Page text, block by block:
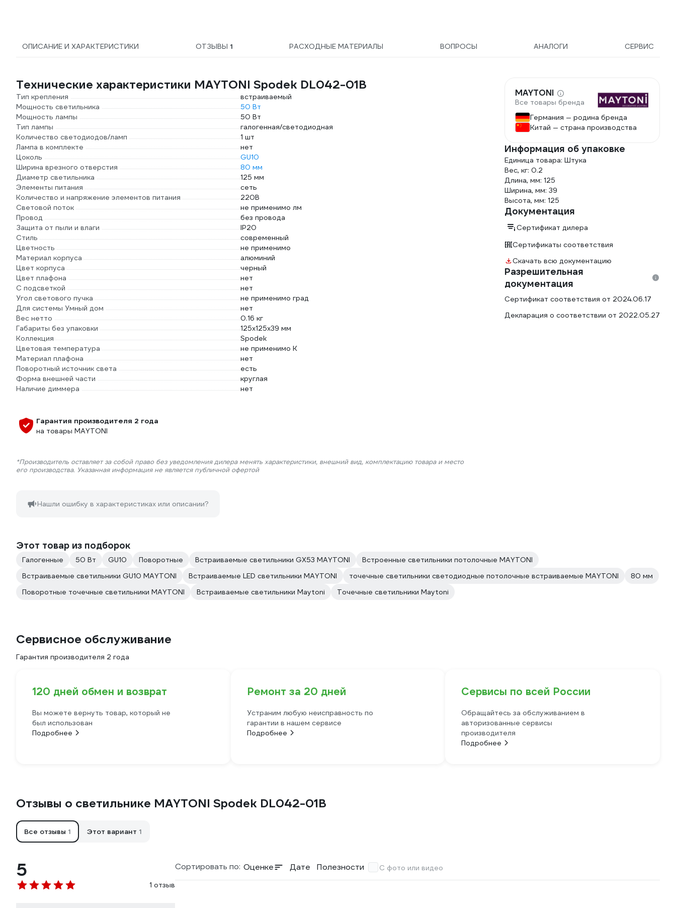
ОПИСАНИЕ И ХАРАКТЕРИСТИКИ ОТЗЫВЫ 1 РАСХОДНЫЕ МАТЕРИАЛЫ ВОПРОСЫ АНАЛОГИ СЕРВИС
Технические характеристики MAYTONI Spodek DL042-01B
Тип крепления
встраиваемый
Мощность светильника
50 Вт
Мощность лампы
50 Вт
Тип лампы
галогенная/светодиодная
Количество светодиодов/ламп
1 шт
Лампа в комплекте
нет
Цоколь
GU10
Ширина врезного отверстия
80 мм
Диаметр светильника
125 мм
Элементы питания
сеть
Количество и напряжение элементов питания
220В
Световой поток
не применимо лм
Провод
без провода
Защита от пыли и влаги
IP20
Стиль
современный
Цветность
не применимо
Материал корпуса
алюминий
Цвет корпуса
черный
Цвет плафона
нет
С подсветкой
нет
Угол светового пучка
не применимо град
Для системы Умный дом
нет
Вес нетто
0.16 кг
Габариты без упаковки
125х125х39 мм
Коллекция
Spodek
Цветовая температура
не применимо К
Материал плафона
нет
Поворотный источник света
есть
Форма внешней части
круглая
Наличие диммера
нет
Гарантия производителя 2 года
на товары MAYTONI
*Производитель оставляет за собой право без уведомления дилера менять характеристики, внешний вид, комплектацию товара и место
его производства. Указанная информация не является публичной офертой
Нашли ошибку в характеристиках или описании?
MAYTONI
Все товары бренда
Германия — родина бренда
Китай — страна производства
Информация об упаковке
Единица товара: Штука
Вес, кг: 0.2
Длина, мм: 125
Ширина, мм: 39
Высота, мм: 125
Документация
Сертификат дилера
Сертификаты соответствия
Скачать всю документацию
Разрешительная
документация
Сертификат соответствия от 2024.06.17
Декларация о соответствии от 2022.05.27
Этот товар из подборок
Галогенные 50 Вт GU10 Поворотные Встраиваемые светильники GX53 MAYTONI
Встроенные светильники потолочные MAYTONI
Встраиваемые светильники GU10 MAYTONI
Встраиваемые LED светильники MAYTONI точечные светильники светодиодные потолочные встраиваемые MAYTONI
80 мм
Поворотные точечные светильники MAYTONI
Встраиваемые светильники Maytoni Точечные светильники Maytoni
Сервисное обслуживание
Гарантия производителя 2 года
120 дней обмен и возврат
Вы можете вернуть товар, который не
был использован
Подробнее
Ремонт за 20 дней
Устраним любую неисправность по
гарантии в нашем сервисе
Подробнее
Сервисы по всей России
Обращайтесь за обслуживанием в
авторизованные сервисы
производителя
Подробнее
Отзывы о светильнике MAYTONI Spodek DL042-01B
Все отзывы 1 Этот вариант 1
5
1 отзыв
Сортировать по: Оценке Дате Полезности С фото или видео